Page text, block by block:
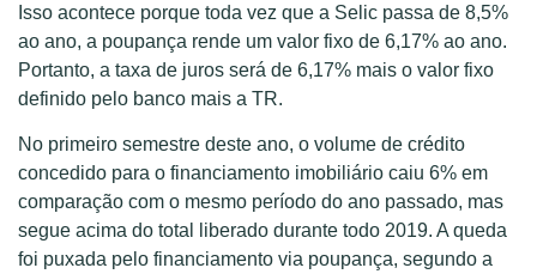
Isso acontece porque toda vez que a Selic passa de 8,5%
ao ano, a poupança rende um valor fixo de 6,17% ao ano.
Portanto, a taxa de juros será de 6,17% mais o valor fixo
definido pelo banco mais a TR.
No primeiro semestre deste ano, o volume de crédito
concedido para o financiamento imobiliário caiu 6% em
comparação com o mesmo período do ano passado, mas
segue acima do total liberado durante todo 2019. A queda
foi puxada pelo financiamento via poupança, segundo a